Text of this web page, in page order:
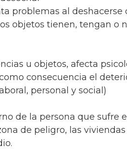
problemas al
objetos tienen, tengan o
u objetos, afecta
consecuencia el
personal y social)
de la persona que sufre
de peligro, las